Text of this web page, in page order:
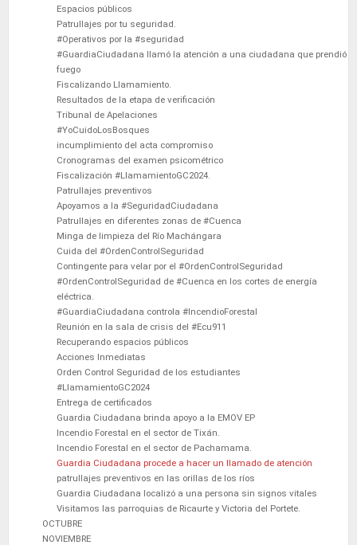
Espacios públicos
Patrullajes por tu seguridad.
#Operativos por la #seguridad
#GuardiaCiudadana llamó la atención a una ciudadana que prendió
fuego
Fiscalizando Llamamiento.
Resultados de la etapa de verificación
Tribunal de Apelaciones
#YoCuidoLosBosques
incumplimiento del acta compromiso
Cronogramas del examen psicométrico
Fiscalización #LlamamientoGC2024.
Patrullajes preventivos
Apoyamos a la #SeguridadCiudadana
Patrullajes en diferentes zonas de #Cuenca
Minga de limpieza del Río Machángara
Cuida del #OrdenControlSeguridad
Contingente para velar por el #OrdenControlSeguridad
#OrdenControlSeguridad de #Cuenca en los cortes de energía
eléctrica.
#GuardiaCiudadana controla #IncendioForestal
Reunión en la sala de crisis del #Ecu911
Recuperando espacios públicos
Acciones Inmediatas
Orden Control Seguridad de los estudiantes
#LlamamientoGC2024
Entrega de certificados
Guardia Ciudadana brinda apoyo a la EMOV EP
Incendio Forestal en el sector de Tixán.
Incendio Forestal en el sector de Pachamama.
Guardia Ciudadana procede a hacer un llamado de atención
patrullajes preventivos en las orillas de los ríos
Guardia Ciudadana localizó a una persona sin signos vitales
Visitamos las parroquias de Ricaurte y Victoria del Portete.
OCTUBRE
NOVIEMBRE